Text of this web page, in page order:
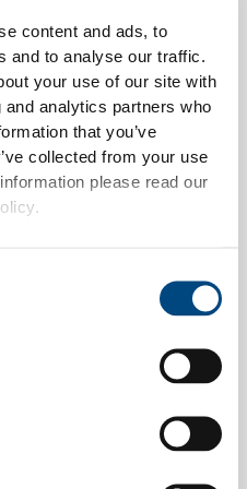
content and ads, to
and to analyse our traffic.
your use of our site with
analytics partners who
that you’ve
collected from your use
please read our
DOCKER-